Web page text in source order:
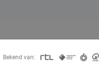
Bekend van: